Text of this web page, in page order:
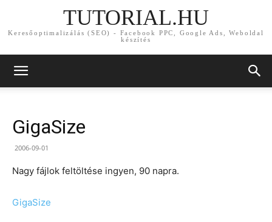
TUTORIAL.HU
Keresőoptimalizálás (SEO) - Facebook PPC, Google Ads, Weboldal
készítés
GigaSize
2006-09-01
Nagy fájlok feltöltése ingyen, 90 napra.
GigaSize